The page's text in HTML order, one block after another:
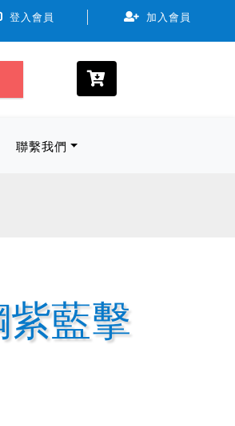
。取貨物流規範尺寸最長邊 ≦ 45cm
登入會員 加入會員
聯繫我們
藍擊